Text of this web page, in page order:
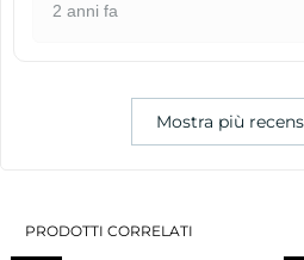
2 anni fa
Mostra più
PRODOTTI CORRELATI